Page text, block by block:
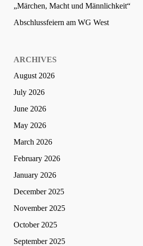
„Märchen, Macht und Männlichkeit“
Abschlussfeiern am WG West
ARCHIVES
August 2026
July 2026
June 2026
May 2026
March 2026
February 2026
January 2026
December 2025
November 2025
October 2025
September 2025